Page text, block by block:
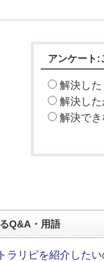
アンケート:
解決した
解決し
解決でき
Q&A・用語
ラリピを紹介した